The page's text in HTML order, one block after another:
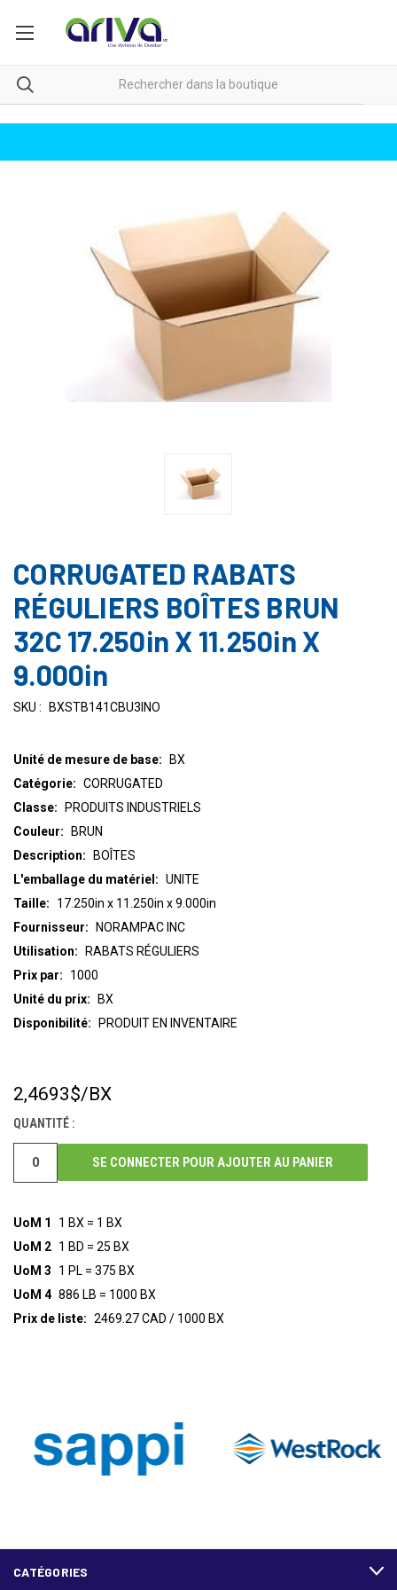
CORRUGATED RABATS
RÉGULIERS BOÎTES BRUN
32C 17.250in X 11.250in X
9.000in
SKU : BXSTB141CBU3INO
Catégorie: CORRUGATED
Classe:
PRODUITS INDUSTRIELS
Couleur:
BRUN
Description:
BOÎTES
Fournisseur: NORAMPAC INC
L'emballage du matériel: UNITE
Unité de mesure de base: BX
Utilisation:
RABATS RÉGULIERS
Prix par:
1000
Unité du prix:
BX
Taille: 17.250in x 11.250in x 9.000in
Disponibilité: PRODUIT EN INVENTAIRE
STOCK
2,4693$/BX
QUANTITÉ :
SE CONNECTER POUR AJOUTER AU PANIER
UoM 1
1 BX = 1 BX
UoM 2 1 BD = 25 BX
UoM 3
1 PL = 375 BX
UoM 4 886 LB = 1000 BX
Prix de liste: 2469.27 CAD / 1000 BX
CATÉGORIES